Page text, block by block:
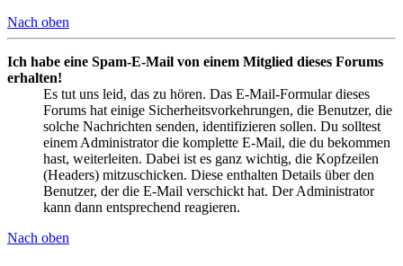
Nach oben
Ich habe eine Spam-E-Mail von einem Mitglied dieses Forums
erhalten!
Es tut uns leid, das zu hören. Das E-Mail-Formular dieses
Forums hat einige Sicherheitsvorkehrungen, die Benutzer, die
solche Nachrichten senden, identifizieren sollen. Du solltest
einem Administrator die komplette E-Mail, die du bekommen
hast, weiterleiten. Dabei ist es ganz wichtig, die Kopfzeilen
(Headers) mitzuschicken. Diese enthalten Details über den
Benutzer, der die E-Mail verschickt hat. Der Administrator
kann dann entsprechend reagieren.
Nach oben